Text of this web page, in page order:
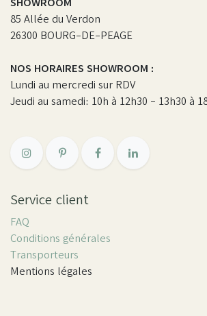
85 Allée du Verdon
26300 BOURG-DE-PEAGE
NOS HORAIRES SHOWROOM :
Lundi au mercredi sur RDV
Jeudi au samedi: 10h à 12h30 - 13h30 à
Service client
FAQ
Conditions générales
Transporteurs
Mentions légales